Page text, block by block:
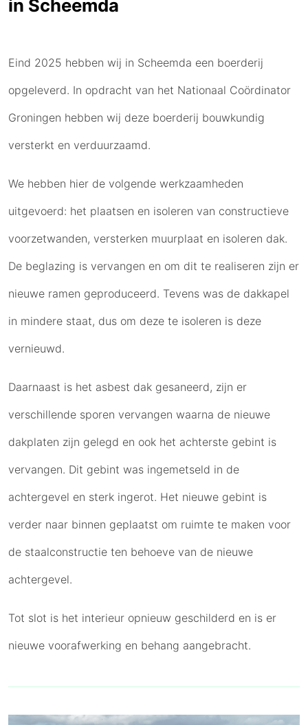
in Scheemda
Eind 2025 hebben wij in Scheemda een boerderij
opgeleverd. In opdracht van het Nationaal Coördinator
Groningen hebben wij deze boerderij bouwkundig
versterkt en verduurzaamd.
We hebben hier de volgende werkzaamheden
uitgevoerd: het plaatsen en isoleren van constructieve
voorzetwanden, versterken muurplaat en isoleren dak.
De beglazing is vervangen en om dit te realiseren zijn er
nieuwe ramen geproduceerd. Tevens was de dakkapel
in mindere staat, dus om deze te isoleren is deze
vernieuwd.
Daarnaast is het asbest dak gesaneerd, zijn er
verschillende sporen vervangen waarna de nieuwe
dakplaten zijn gelegd en ook het achterste gebint is
vervangen. Dit gebint was ingemetseld in de
achtergevel en sterk ingerot. Het nieuwe gebint is
verder naar binnen geplaatst om ruimte te maken voor
de staalconstructie ten behoeve van de nieuwe
achtergevel.
Tot slot is het interieur opnieuw geschilderd en is er
nieuwe voorafwerking en behang aangebracht.